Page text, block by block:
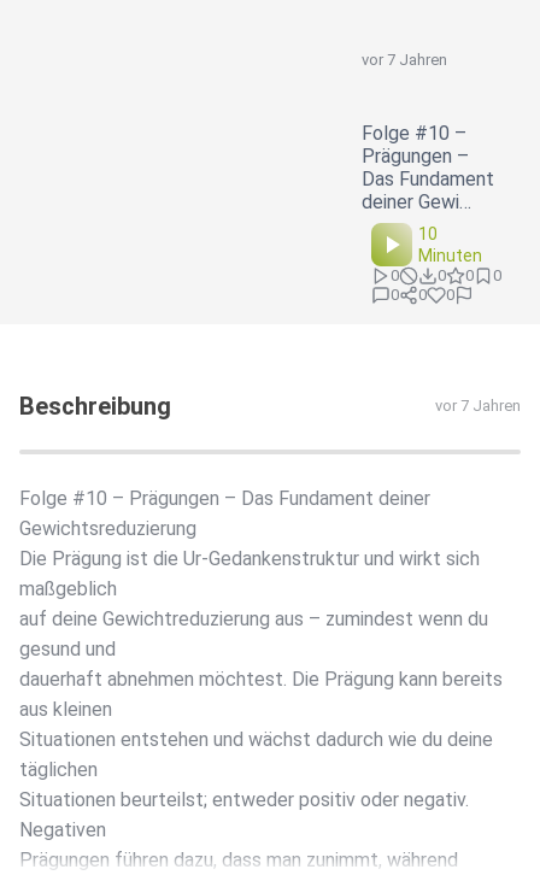
vor 7 Jahren
Folge #10 –
Prägungen –
Das Fundament
deiner Gewi…
10
Minuten
0 0 0
0
0
0 0
Beschreibung vor 7 Jahren
Folge #10 – Prägungen – Das Fundament deiner
Gewichtsreduzierung
Die Prägung ist die Ur-Gedankenstruktur und wirkt sich
maßgeblich
auf deine Gewichtreduzierung aus – zumindest wenn du
gesund und
dauerhaft abnehmen möchtest. Die Prägung kann bereits
aus kleinen
Situationen entstehen und wächst dadurch wie du deine
täglichen
Situationen beurteilst; entweder positiv oder negativ.
Negativen
Prägungen führen dazu, dass man zunimmt, während